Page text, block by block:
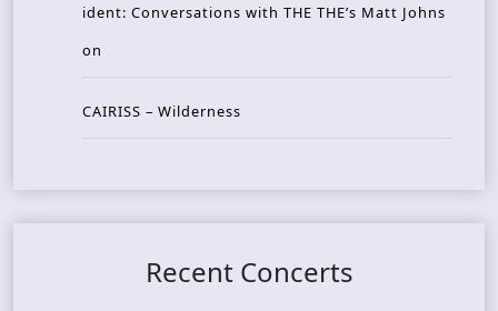
ident: Conversations with THE THE’s Matt Johns
on
CAIRISS – Wilderness
Recent Concerts